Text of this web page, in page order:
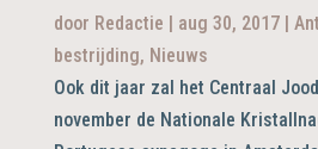
door Redactie | aug 30, 2017|
bestrijding, Nieuws
Ook dit jaar zal het Centraal
november de Nationale